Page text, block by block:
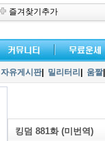
즐겨찾기추가
자유게시판| 밀리터리 움짤|
킹덤 881화 (미번역)